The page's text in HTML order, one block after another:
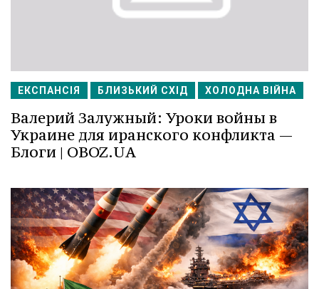
ЕКСПАНСІЯ БЛИЗЬКИЙ СХІД ХОЛОДНА ВІЙНА
Валерий Залужный: Уроки войны в
Украине для иранского конфликта —
Блоги | OBOZ.UA